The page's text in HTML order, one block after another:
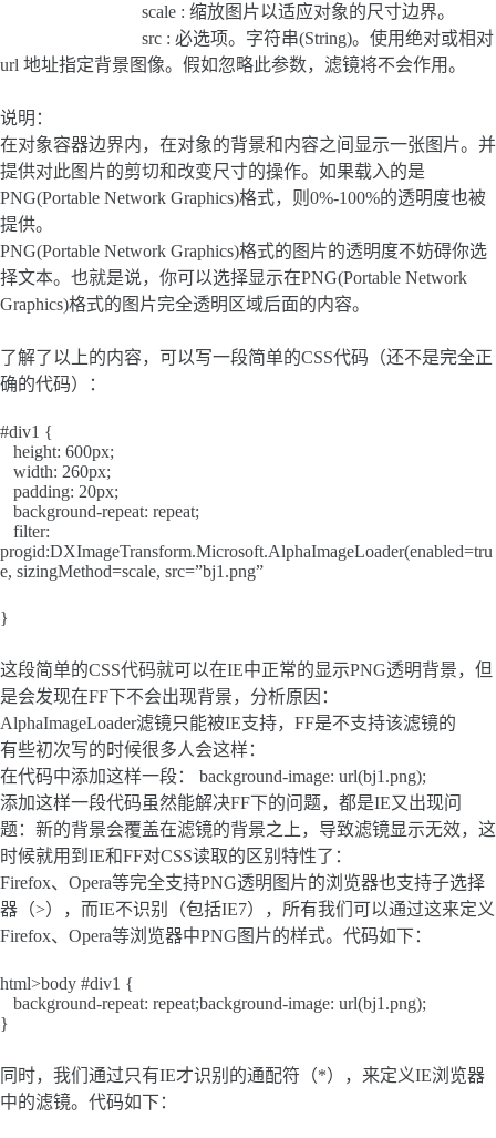
scale : 缩放图片以适应对象的尺寸边界。
src : 必选项。字符串(String)。使用绝对或相对
url 地址指定背景图像。假如忽略此参数，滤镜将不会作用。
说明：
在对象容器边界内，在对象的背景和内容之间显示一张图片。并
提供对此图片的剪切和改变尺寸的操作。如果载入的是
PNG(Portable Network Graphics)格式，则0%-100%的透明度也被
提供。
PNG(Portable Network Graphics)格式的图片的透明度不妨碍你选
择文本。也就是说，你可以选择显示在PNG(Portable Network
Graphics)格式的图片完全透明区域后面的内容。
了解了以上的内容，可以写一段简单的CSS代码（还不是完全正
确的代码）：
#div1 {
height: 600px;
width: 260px;
padding: 20px;
background-repeat: repeat;
filter:
progid:DXImageTransform.Microsoft.AlphaImageLoader(enabled=tru
e, sizingMethod=scale, src=”bj1.png”
}
这段简单的CSS代码就可以在IE中正常的显示PNG透明背景，但
是会发现在FF下不会出现背景，分析原因：
AlphaImageLoader滤镜只能被IE支持，FF是不支持该滤镜的
有些初次写的时候很多人会这样：
在代码中添加这样一段： background-image: url(bj1.png);
添加这样一段代码虽然能解决FF下的问题，都是IE又出现问
题：新的背景会覆盖在滤镜的背景之上，导致滤镜显示无效，这
时候就用到IE和FF对CSS读取的区别特性了：
Firefox、Opera等完全支持PNG透明图片的浏览器也支持子选择
器（>），而IE不识别（包括IE7），所有我们可以通过这来定义
Firefox、Opera等浏览器中PNG图片的样式。代码如下：
html>body #div1 {
background-repeat: repeat;background-image: url(bj1.png);
}
同时，我们通过只有IE才识别的通配符（*），来定义IE浏览器
中的滤镜。代码如下：